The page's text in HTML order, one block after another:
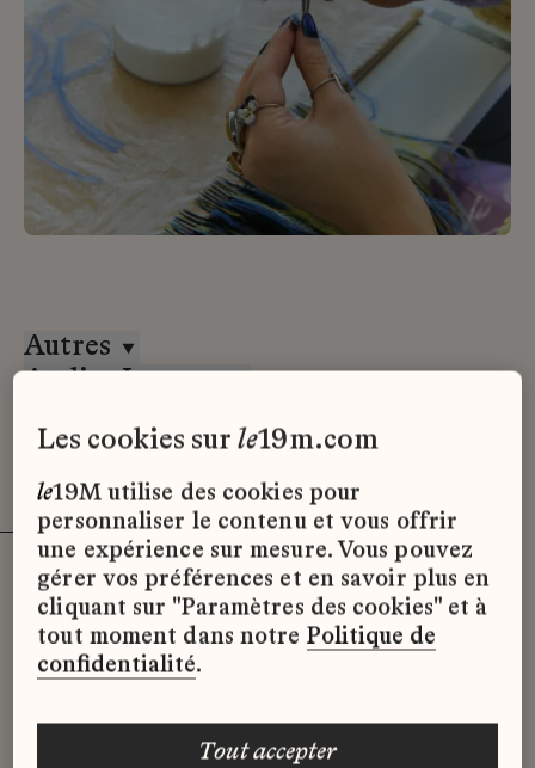
Autres
Atelier Lognon
Désolé, il semble qu’il n’y ait pas
d’offres d’emploi disponibles pour le
moment.
les cookies surle19m.com
le19M utilise des cookies pour
personnaliser le contenu et vous offrir
une expérience sur mesure. Vous pouvez
gérer vos préférences et en savoir plus en
cliquant sur "Paramètres des cookies" et à
tout moment dans notre Politique de
confidentialité.
tout accepter